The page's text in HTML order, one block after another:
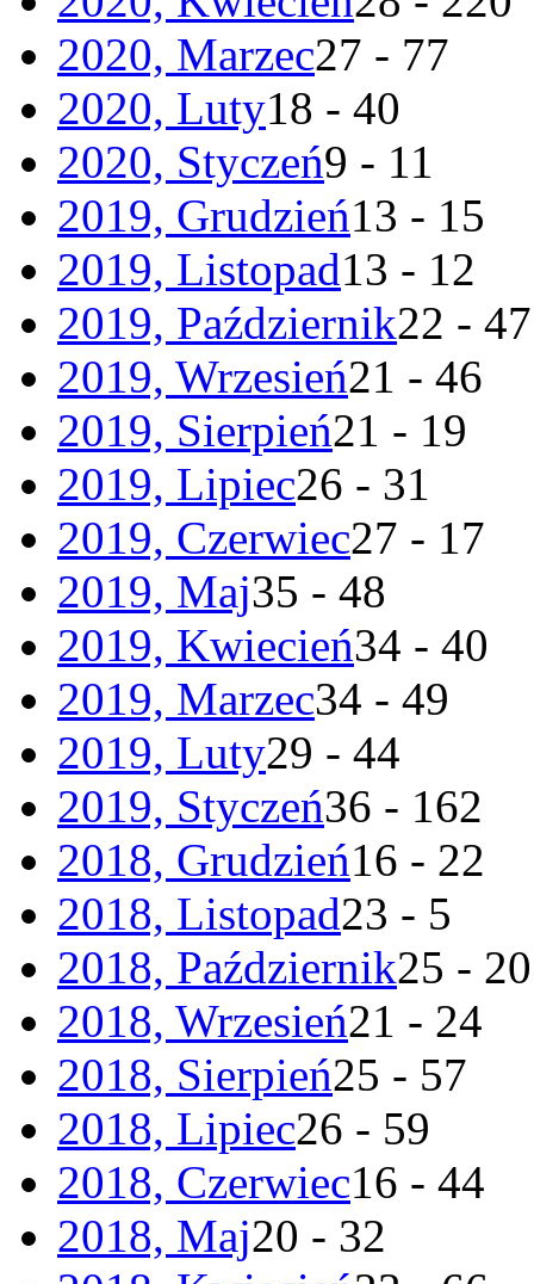
2020, Marzec27 - 77
2020, Luty18 - 40
2020, Styczeń9 - 11
2019, Grudzień13 - 15
2019, Listopad13 - 12
2019, Październik22 - 47
2019, Wrzesień21 - 46
2019, Sierpień21 - 19
2019, Lipiec26 - 31
2019, Czerwiec27 - 17
2019, Maj35 - 48
2019, Kwiecień34 - 40
2019, Marzec34 - 49
2019, Luty29 - 44
2019, Styczeń36 - 162
2018, Grudzień16 - 22
2018, Listopad23 - 5
2018, Październik25 - 20
2018, Wrzesień21 - 24
2018, Sierpień25 - 57
2018, Lipiec26 - 59
2018, Czerwiec16 - 44
2018, Maj20 - 32